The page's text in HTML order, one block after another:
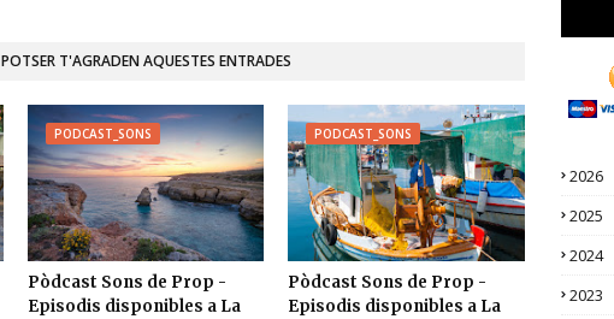
POTSER T'AGRADEN AQUESTES ENTRADES
PODCAST_SONS
Pòdcast Sons de Prop -
Episodis disponibles a La
PODCAST_SONS
Pòdcast Sons de Prop -
Episodis disponibles a La
2026
2025
2024
2023